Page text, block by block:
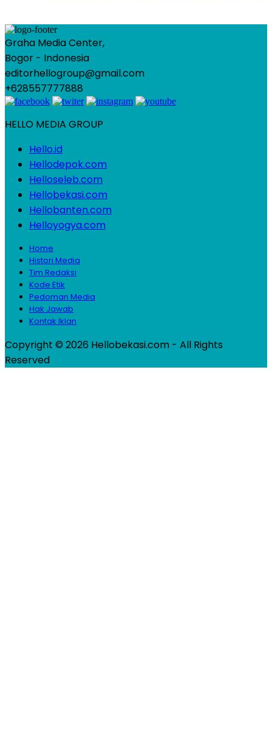
Graha Media Center,
Bogor - Indonesia
editorhellogroup@gmail.com
+628557777888
HELLO MEDIA GROUP
Hello.id
Hellodepok.com
Helloseleb.com
Hellobekasi.com
Hellobanten.com
Helloyogya.com
Home
Histori Media
Tim Redaksi
Kode Etik
Pedoman Media
Hak Jawab
Kontak Iklan
Copyright © 2026 Hellobekasi.com - All Rights
Reserved